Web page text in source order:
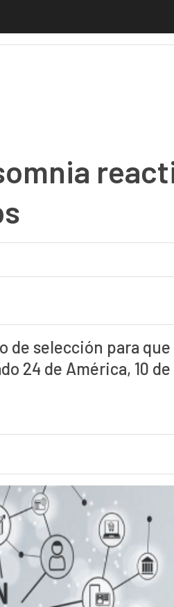
de selección para que
24 de América, 10 de